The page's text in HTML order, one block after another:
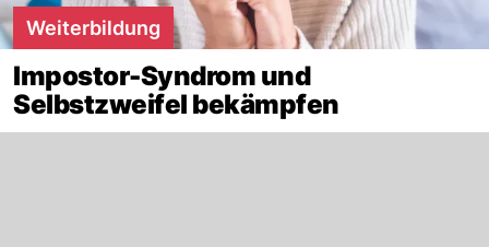
Weiterbildung
Impostor-Syndrom und
Selbstzweifel bekämpfen